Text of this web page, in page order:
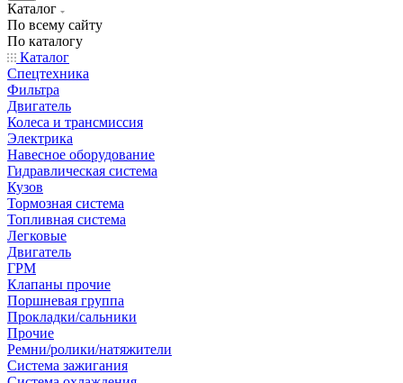
Каталог
По всему сайту
По каталогу
Каталог
Спецтехника
Фильтра
Двигатель
Колеса и трансмиссия
Электрика
Навесное оборудование
Гидравлическая система
Кузов
Тормозная система
Топливная система
Легковые
Двигатель
ГРМ
Клапаны прочие
Поршневая группа
Прокладки/сальники
Прочие
Ремни/ролики/натяжители
Система зажигания